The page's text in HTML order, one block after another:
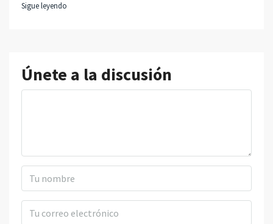
Sigue leyendo
Únete a la discusión